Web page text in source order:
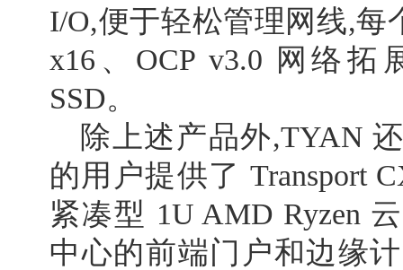
I/O,便于轻松管理网线,每
x16、OCP v3.0 网络拓
SSD。
除上述产品外,TYAN
的用户提供了 Transport
紧凑型 1U AMD Ryzen
中心的前端门户和边缘